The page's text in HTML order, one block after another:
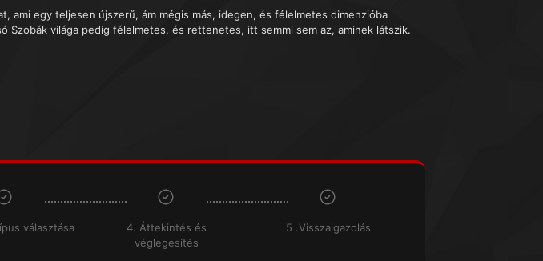
ami egy teljesen újszerű, ám mégis más, idegen, és félelmetes dimenzióba
Szobák világa pedig félelmetes, és rettenetes, itt semmi sem az, aminek látszik.
választása
4. Áttekintés és
véglegesítés
5 .Visszaigazolás